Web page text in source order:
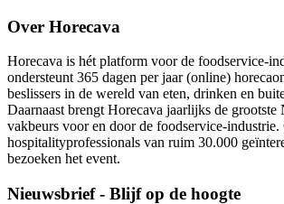
Over Horecava
Horecava is hét platform voor de foodservice-
ondersteunt 365 dagen per jaar (online)
beslissers in de wereld van eten, drinken en
Daarnaast brengt Horecava jaarlijks de grootste
vakbeurs voor en door de foodservice-
hospitalityprofessionals van ruim 30.000
bezoeken het event.
Nieuwsbrief - Blijf op de hoogte